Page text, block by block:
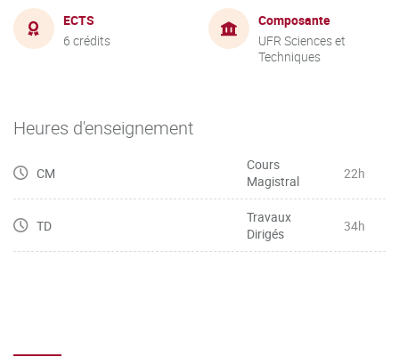
ECTS
6 crédits
Composante
UFR Sciences et
Techniques
Heures d'enseignement
CM
Cours
Magistral
22h
TD
Travaux
Dirigés
34h